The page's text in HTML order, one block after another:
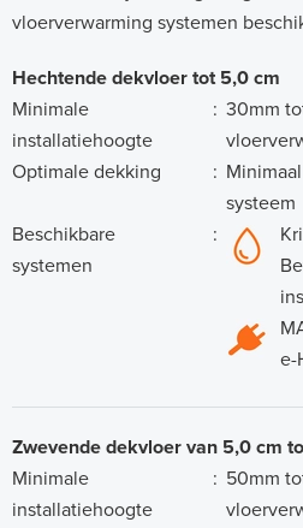
vloerverwarming systemen
Hechtende dekvloer tot 5,0 cm
Minimale
installatiehoogte
: 30mm
Optimale dekking
:
systeem
Beschikbare
systemen
:
e-
Zwevende dekvloer van 5,0 cm
Minimale
installatiehoogte
: 50mm